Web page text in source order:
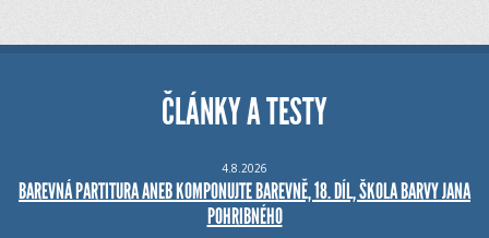
ČLÁNKY A TESTY
4.8.2026
BAREVNÁ PARTITURA ANEB KOMPONUJTE BAREVNĚ, 18. DÍL, ŠKOLA BARVY JANA
POHRIBNÉHO